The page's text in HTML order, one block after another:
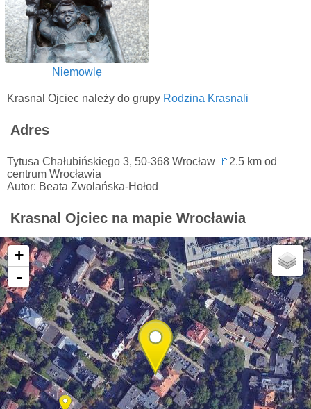
Niemowlę
Krasnal Ojciec należy do grupy Rodzina Krasnali
Adres
Tytusa Chałubińskiego 3, 50-368 Wrocław 🚩 2.5 km od
centrum Wrocławia
Autor: Beata Zwolańska-Hołod
Krasnal Ojciec na mapie Wrocławia
+
-